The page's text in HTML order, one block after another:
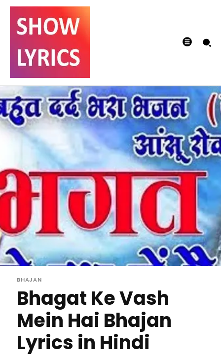
BHAJAN
Bhagat Ke Vash
Mein Hai Bhajan
Lyrics in Hindi